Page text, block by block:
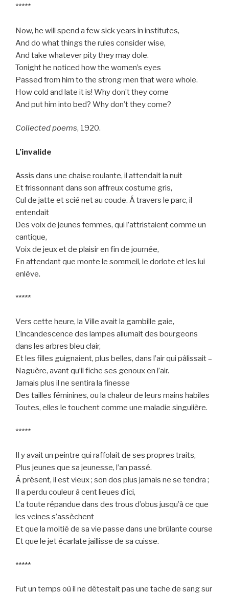
*****
Now, he will spend a few sick years in institutes,
And do what things the rules consider wise,
And take whatever pity they may dole.
Tonight he noticed how the women’s eyes
Passed from him to the strong men that were whole.
How cold and late it is! Why don’t they come
And put him into bed? Why don’t they come?
Collected poems, 1920.
L’invalide
Assis dans une chaise roulante, il attendait la nuit
Et frissonnant dans son affreux costume gris,
Cul de jatte et scié net au coude. Á travers le parc, il
entendait
Des voix de jeunes femmes, qui l’attristaient comme un
cantique,
Voix de jeux et de plaisir en fin de journée,
En attendant que monte le sommeil, le dorlote et les lui
enlève.
*****
Vers cette heure, la Ville avait la gambille gaie,
L’incandescence des lampes allumait des bourgeons
dans les arbres bleu clair,
Et les filles guignaient, plus belles, dans l’air qui pâlissait –
Naguère, avant qu’il fiche ses genoux en l’air.
Jamais plus il ne sentira la finesse
Des tailles féminines, ou la chaleur de leurs mains habiles
Toutes, elles le touchent comme une maladie singulière.
*****
Il y avait un peintre qui raffolait de ses propres traits,
Plus jeunes que sa jeunesse, l’an passé.
Á présent, il est vieux ; son dos plus jamais ne se tendra ;
Il a perdu couleur à cent lieues d’ici,
L’a toute répandue dans des trous d’obus jusqu’à ce que
les veines s’assèchent
Et que la moitié de sa vie passe dans une brûlante course
Et que le jet écarlate jaillisse de sa cuisse.
*****
Fut un temps où il ne détestait pas une tache de sang sur